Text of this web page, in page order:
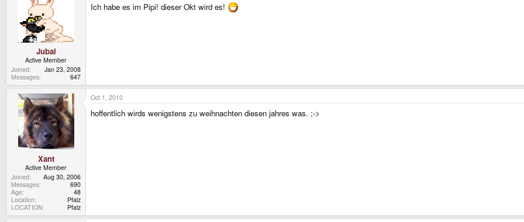
Jubal
Active Member
Joined
Jan 23, 2008
Messages
647
Ich habe es im Pipi! dieser Okt wird es!
Xant
Active Member
Joined
Aug 30, 2006
Messages
690
Age
48
Location
Pfalz
LOCATION
Pfalz
Oct 1, 2010
hoffentlich wirds wenigstens zu weihnachten diesen jahres was. ;->